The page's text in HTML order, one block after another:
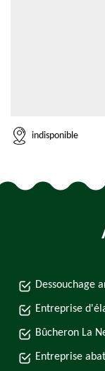
indisponible
Dessouchage
Entreprise
Bûcheron La
Entreprise